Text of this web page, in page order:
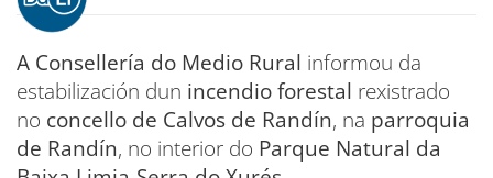
A Consellería do Medio Rural informou da
estabilización dun incendio forestal rexistrado
no concello de Calvos de Randín, na parroquia
de Randín, no interior do Parque Natural da